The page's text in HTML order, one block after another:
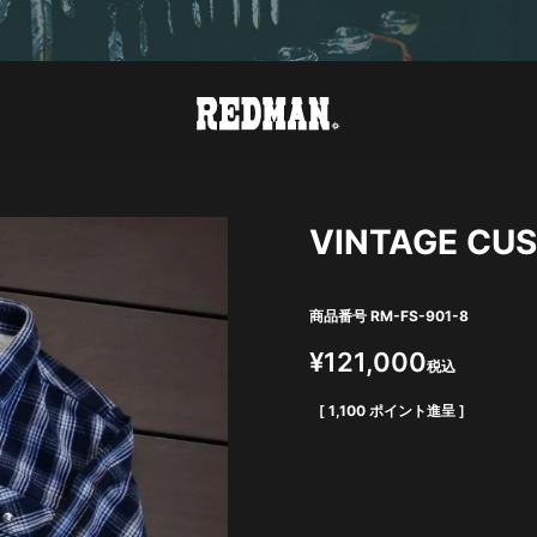
VINTAGE
商品番号 RM-FS-901-8
¥121,000税込
[ 1,100 ポイント進呈 ]